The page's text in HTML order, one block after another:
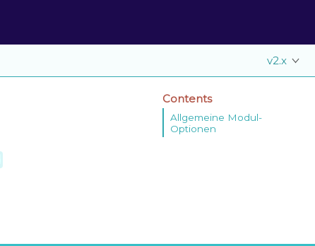
v2.x
Contents
Allgemeine Modul-
Optionen